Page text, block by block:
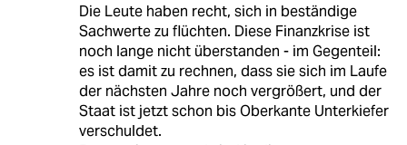
Die Leute haben recht, sich in beständige
Sachwerte zu flüchten. Diese Finanzkrise ist
noch lange nicht überstanden - im Gegenteil:
es ist damit zu rechnen, dass sie sich im Laufe
der nächsten Jahre noch vergrößert, und der
Staat ist jetzt schon bis Oberkante Unterkiefer
verschuldet.